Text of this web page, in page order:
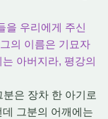
을 우리에게 주신
의 이름은 기묘자
아버지라, 평강의
은 장차 한 아기로
그분의 어깨에는